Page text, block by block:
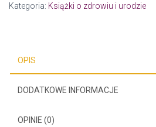
Kategoria: Książki o zdrowiu i urodzie
OPIS
DODATKOWE INFORMACJE
OPINIE (0)